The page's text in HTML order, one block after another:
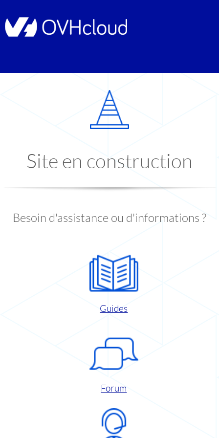
Site en construction
Besoin d'assistance ou d'informations ?
Guides
Forum